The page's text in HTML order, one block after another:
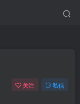
关注 私信